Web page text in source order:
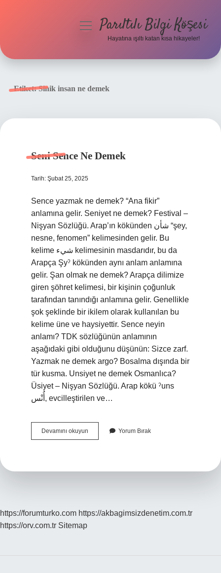
menüyüParıltılı Bilgi Köşesi
Hayatına ışıltı katan kısa hikayeler!
Etiket:Sinik insan ne demek
Seni Sence Ne Demek
Tarih: Şubat 25, 2025
Sence yazmak ne demek? “Ana fikir”
anlamına gelir. Seniyet ne demek? Festival –
Nişyan Sözlüğü. Arap’ın kökünden شأن “şey,
nesne, fenomen” kelimesinden gelir. Bu
kelime شيء kelimesinin masdarıdır, bu da
Arapça Şyˀ kökünden aynı anlam anlamına
gelir. Şan olmak ne demek? Arapça dilimize
giren şöhret kelimesi, bir kişinin çoğunluk
tarafından tanındığı anlamına gelir. Genellikle
şok şeklinde bir ikilem olarak kullanılan bu
kelime üne ve haysiyettir. Sence neyin
anlamı? TDK sözlüğünün anlamının
aşağıdaki gibi olduğunu düşünün: Sizce zarf.
Yazmak ne demek argo? Bosalma dışında bir
tür kusma. Unsiyet ne demek Osmanlıca?
Üsiyet – Nişyan Sözlüğü. Arap kökü ˀuns
أُنْس, evcilleştirilen ve…
Devamını okuyun
Sence
Yorum Bırak
https://forumturko.com https://akbagimsizdenetim.com.tr
https://orv.com.tr Sitemap